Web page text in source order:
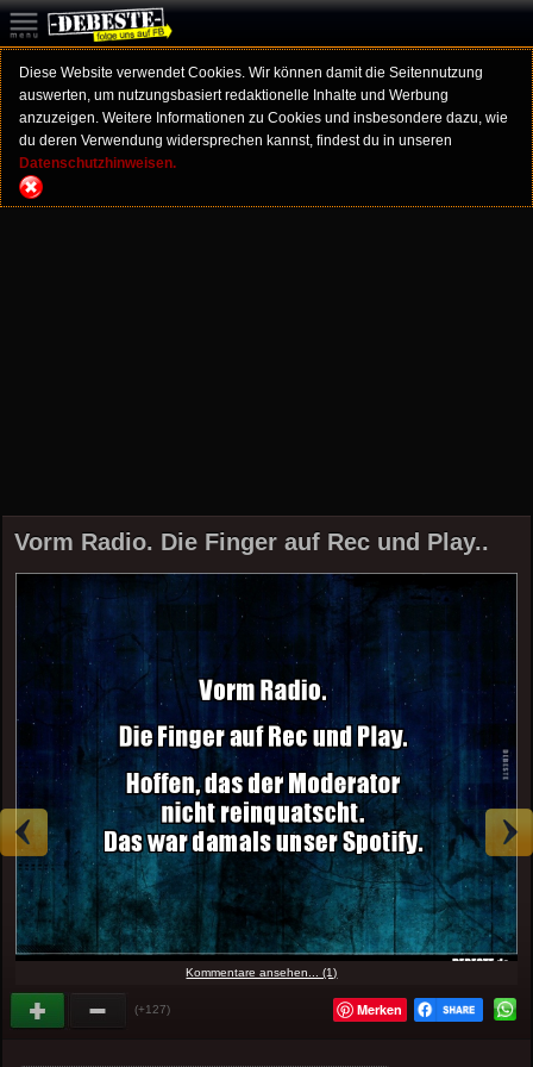
Diese Website verwendet Cookies. Wir können damit die Seitennutzung
auswerten, um nutzungsbasiert redaktionelle Inhalte und Werbung
anzuzeigen. Weitere Informationen zu Cookies und insbesondere dazu, wie
du deren Verwendung widersprechen kannst, findest du in unseren
Datenschutzhinweisen.
Vorm Radio. Die Finger auf Rec und Play..
Kommentare ansehen... (1)
(+127) Merken